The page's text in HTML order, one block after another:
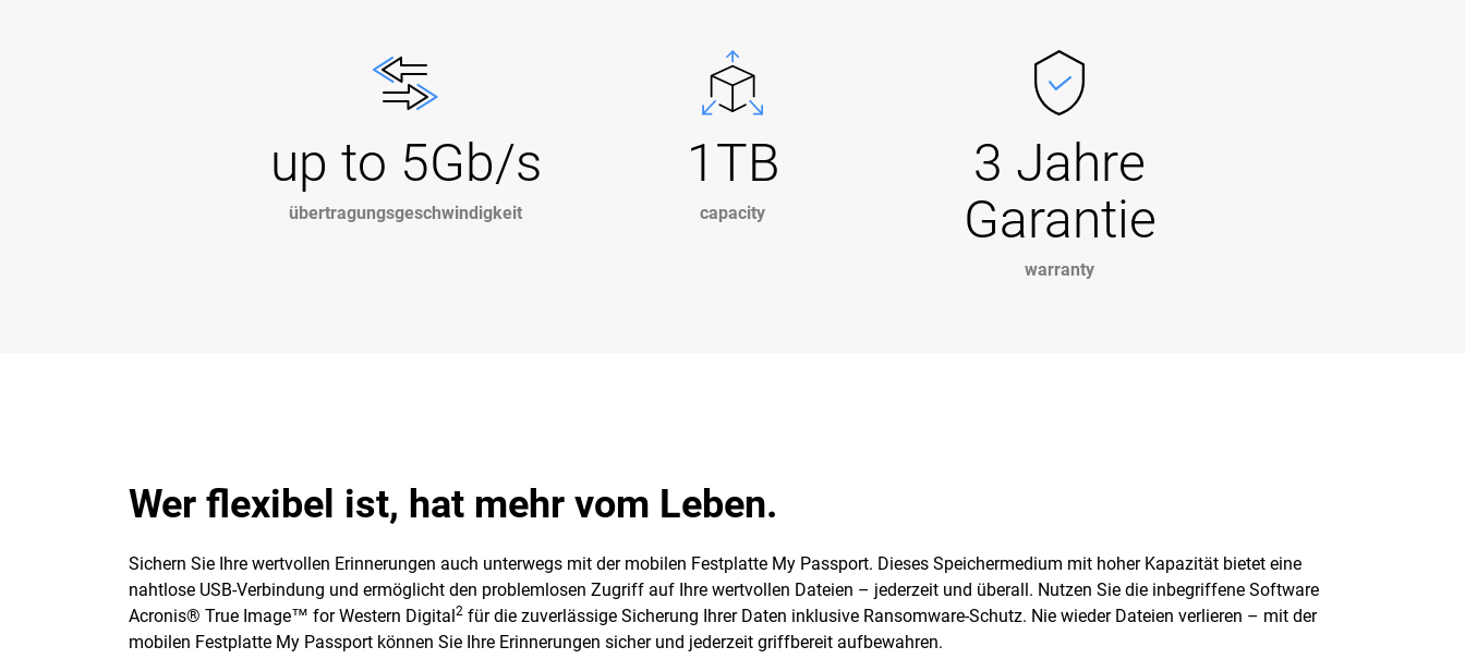
up to 5Gb/s
übertragungsgeschwindigkeit
1TB
capacity
3 Jahre
Garantie
warranty
Wer flexibel ist, hat mehr vom Leben.
Sichern Sie Ihre wertvollen Erinnerungen auch unterwegs mit der mobilen Festplatte My Passport. Dieses Speichermedium mit hoher Kapazität bietet eine
nahtlose USB-Verbindung und ermöglicht den problemlosen Zugriff auf Ihre wertvollen Dateien – jederzeit und überall. Nutzen Sie die inbegriffene Software
Acronis® True Image™ for Western Digital2 für die zuverlässige Sicherung Ihrer Daten inklusive Ransomware-Schutz. Nie wieder Dateien verlieren – mit der
mobilen Festplatte My Passport können Sie Ihre Erinnerungen sicher und jederzeit griffbereit aufbewahren.